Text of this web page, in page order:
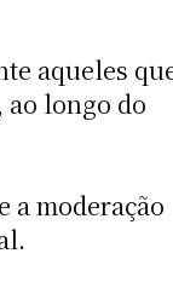
aqueles
ao longo do
a moderação